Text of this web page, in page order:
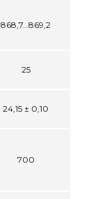
868,7…869,2
25
24,15 ± 0,10
700